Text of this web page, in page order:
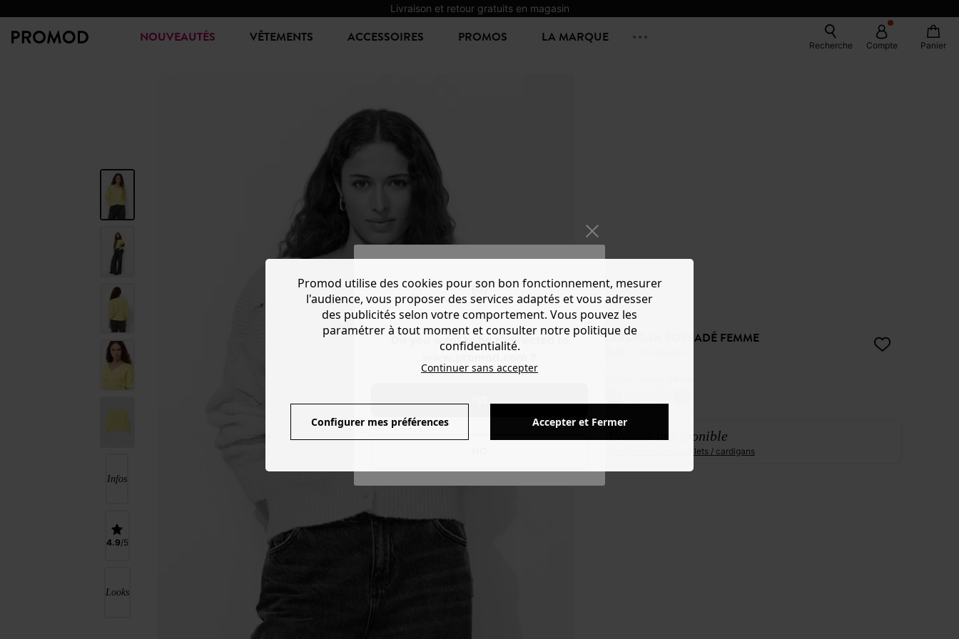
Livraison et retour gratuits en magasin
Do you want to be redirected to
NOUVEAUTÉS VÊTEMENTS ACCESSOIRES PROMOS LA MARQUE Recherche Compte Panier
Infos
4.9
Looks
CARDIGAN TORSADÉ FEMME
Produit indisponible
Voir l'ensemble des gilets / cardigans
Promod utilise des cookies pour son bon fonctionnement, mesurer
l'audience, vous proposer des services adaptés et vous adresser
des publicités selon votre comportement. Vous pouvez les
paramétrer à tout moment et consulter notre politique de
confidentialité.
Continuer sans accepter
Configurer mes préférences Accepter et Fermer